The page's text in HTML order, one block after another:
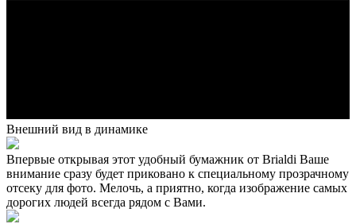
Внешний вид в динамике
Впервые открывая этот удобный бумажник от Brialdi Ваше
внимание сразу будет приковано к специальному прозрачному
отсеку для фото. Мелочь, а приятно, когда изображение самых
дорогих людей всегда рядом с Вами.